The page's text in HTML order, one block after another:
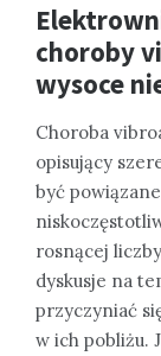
choroby
wysoce
Choroba
opisujący
być
rosnącej
dyskusje na
przyczyniać
w ich pobliżu.